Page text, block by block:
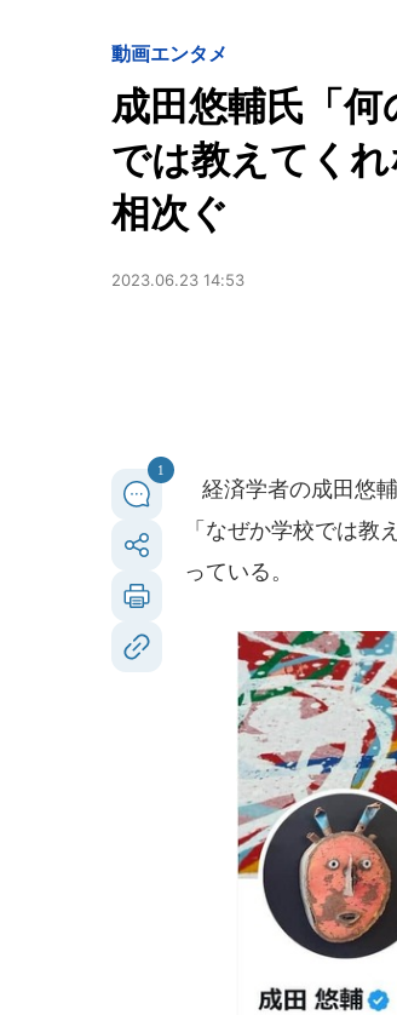
動画エンタメ
成田悠輔氏「
では教えてく
相次ぐ
2023.06.23 14:53
1
経済学者の成田悠
「なぜか学校では教
っている。